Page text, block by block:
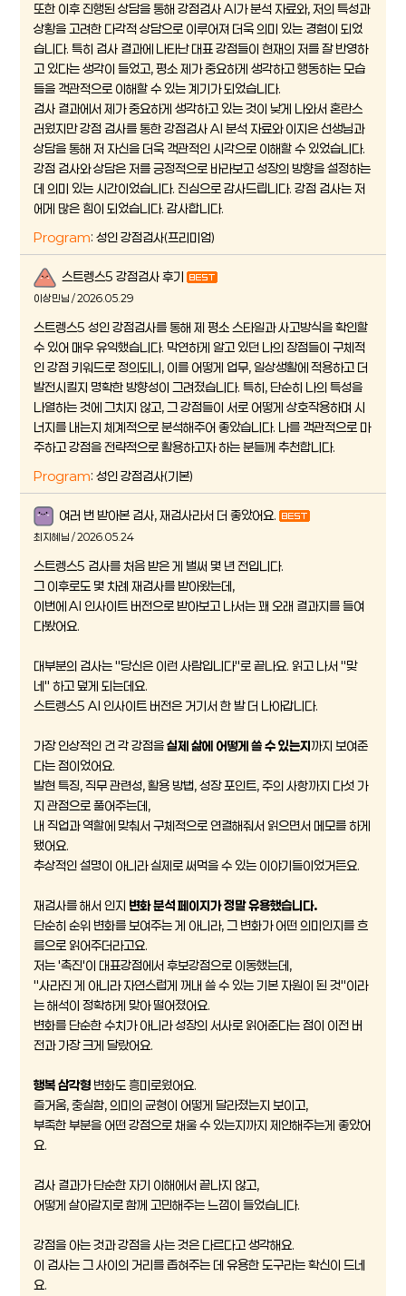
또한 이후 진행된 상담을 통해 강점검사 AI가 분석 자료와, 저의 특성과
상황을 고려한 다각적 상담으로 이루어져 더욱 의미 있는 경험이 되었
습니다. 특히 검사 결과에 나타난 대표 강점들이 현재의 저를 잘 반영하
고 있다는 생각이 들었고, 평소 제가 중요하게 생각하고 행동하는 모습
들을 객관적으로 이해할 수 있는 계기가 되었습니다.
검사 결과에서 제가 중요하게 생각하고 있는 것이 낮게 나와서 혼란스
러웠지만 강점 검사를 통한 강점검사 AI 분석 자료와 이지은 선생님과
상담을 통해 저 자신을 더욱 객관적인 시각으로 이해할 수 있었습니다.
강점 검사와 상담은 저를 긍정적으로 바라보고 성장의 방향을 설정하는
데 의미 있는 시간이었습니다. 진심으로 감사드립니다. 강점 검사는 저
에게 많은 힘이 되었습니다. 감사합니다.
Program: 성인 강점검사(프리미엄)
스트렝스5 강점검사 후기
이상민님 / 2026.05.29
스트렝스5 성인 강점검사를 통해 제 평소 스타일과 사고방식을 확인할
수 있어 매우 유익했습니다. 막연하게 알고 있던 나의 장점들이 구체적
인 강점 키워드로 정의되니, 이를 어떻게 업무, 일상생활에 적용하고 더
발전시킬지 명확한 방향성이 그려졌습니다. 특히, 단순히 나의 특성을
나열하는 것에 그치지 않고, 그 강점들이 서로 어떻게 상호작용하며 시
너지를 내는지 체계적으로 분석해주어 좋았습니다. 나를 객관적으로 마
주하고 강점을 전략적으로 활용하고자 하는 분들께 추천합니다.
Program: 성인 강점검사(기본)
여러 번 받아본 검사, 재검사라서 더 좋았어요.
최지혜님 / 2026.05.24
스트렝스5 검사를 처음 받은 게 벌써 몇 년 전입니다.
그 이후로도 몇 차례 재검사를 받아왔는데,
이번에 AI 인사이트 버전으로 받아보고 나서는 꽤 오래 결과지를 들여
다봤어요.
대부분의 검사는 "당신은 이런 사람입니다"로 끝나요. 읽고 나서 "맞
네" 하고 덮게 되는데요.
스트렝스5 AI 인사이트 버전은 거기서 한 발 더 나아갑니다.
가장 인상적인 건 각 강점을실제 삶에 어떻게 쓸 수 있는지까지 보여준
다는 점이었어요.
발현 특징, 직무 관련성, 활용 방법, 성장 포인트, 주의 사항까지 다섯 가
지 관점으로 풀어주는데,
내 직업과 역할에 맞춰서 구체적으로 연결해줘서 읽으면서 메모를 하게
됐어요.
추상적인 설명이 아니라 실제로 써먹을 수 있는 이야기들이었거든요.
재검사를 해서 인지 변화 분석 페이지가 정말 유용했습니다.
단순히 순위 변화를 보여주는 게 아니라, 그 변화가 어떤 의미인지를 흐
름으로 읽어주더라고요.
저는 '촉진'이 대표강점에서 후보강점으로 이동했는데,
"사라진 게 아니라 자연스럽게 꺼내 쓸 수 있는 기본 자원이 된 것"이라
는 해석이 정확하게 맞아 떨어졌어요.
변화를 단순한 수치가 아니라 성장의 서사로 읽어준다는 점이 이전 버
전과 가장 크게 달랐어요.
행복 삼각형 변화도 흥미로웠어요.
즐거움, 충실함, 의미의 균형이 어떻게 달라졌는지 보이고,
부족한 부분을 어떤 강점으로 채울 수 있는지까지 제안해주는게 좋았어
요.
검사 결과가 단순한 자기 이해에서 끝나지 않고,
어떻게 살아갈지로 함께 고민해주는 느낌이 들었습니다.
강점을 아는 것과 강점을 사는 것은 다르다고 생각해요.
이 검사는 그 사이의 거리를 좁혀주는 데 유용한 도구라는 확신이 드네
요.